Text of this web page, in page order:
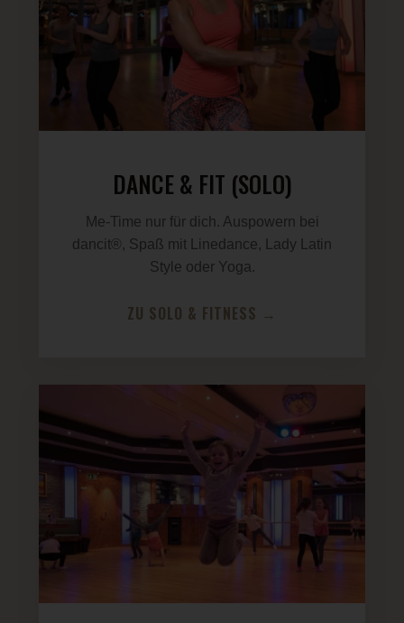
DANCE & FIT (SOLO)
Me-Time nur für dich. Auspowern bei
dancit®, Spaß mit Linedance, Lady Latin
Style oder Yoga.
ZU SOLO & FITNESS →